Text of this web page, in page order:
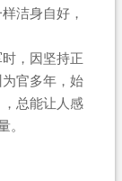
洁身自好，
，因坚持正
官多年，始
总能让人感
。